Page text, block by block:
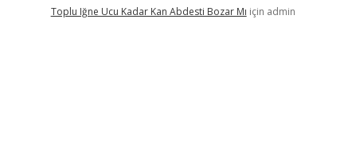
Toplu Iğne Ucu Kadar Kan Abdesti Bozar Mı için admin